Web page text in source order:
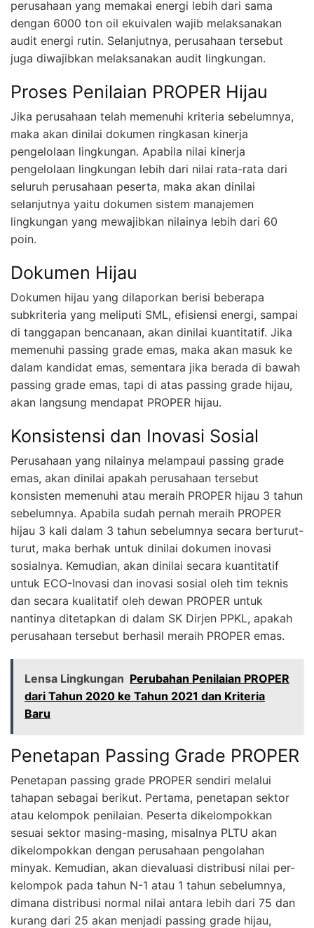
perusahaan yang memakai energi lebih dari sama
dengan 6000 ton oil ekuivalen wajib melaksanakan
audit energi rutin. Selanjutnya, perusahaan tersebut
juga diwajibkan melaksanakan audit lingkungan.
Proses Penilaian PROPER Hijau
Jika perusahaan telah memenuhi kriteria sebelumnya,
maka akan dinilai dokumen ringkasan kinerja
pengelolaan lingkungan. Apabila nilai kinerja
pengelolaan lingkungan lebih dari nilai rata-rata dari
seluruh perusahaan peserta, maka akan dinilai
selanjutnya yaitu dokumen sistem manajemen
lingkungan yang mewajibkan nilainya lebih dari 60
poin.
Dokumen Hijau
Dokumen hijau yang dilaporkan berisi beberapa
subkriteria yang meliputi SML, efisiensi energi, sampai
di tanggapan bencanaan, akan dinilai kuantitatif. Jika
memenuhi passing grade emas, maka akan masuk ke
dalam kandidat emas, sementara jika berada di bawah
passing grade emas, tapi di atas passing grade hijau,
akan langsung mendapat PROPER hijau.
Konsistensi dan Inovasi Sosial
Perusahaan yang nilainya melampaui passing grade
emas, akan dinilai apakah perusahaan tersebut
konsisten memenuhi atau meraih PROPER hijau 3 tahun
sebelumnya. Apabila sudah pernah meraih PROPER
hijau 3 kali dalam 3 tahun sebelumnya secara berturut-
turut, maka berhak untuk dinilai dokumen inovasi
sosialnya. Kemudian, akan dinilai secara kuantitatif
untuk ECO-Inovasi dan inovasi sosial oleh tim teknis
dan secara kualitatif oleh dewan PROPER untuk
nantinya ditetapkan di dalam SK Dirjen PPKL, apakah
perusahaan tersebut berhasil meraih PROPER emas.
Lensa Lingkungan Perubahan Penilaian PROPER
dari Tahun 2020 ke Tahun 2021 dan Kriteria
Baru
Penetapan Passing Grade PROPER
Penetapan passing grade PROPER sendiri melalui
tahapan sebagai berikut. Pertama, penetapan sektor
atau kelompok penilaian. Peserta dikelompokkan
sesuai sektor masing-masing, misalnya PLTU akan
dikelompokkan dengan perusahaan pengolahan
minyak. Kemudian, akan dievaluasi distribusi nilai per-
kelompok pada tahun N-1 atau 1 tahun sebelumnya,
dimana distribusi normal nilai antara lebih dari 75 dan
kurang dari 25 akan menjadi passing grade hijau,